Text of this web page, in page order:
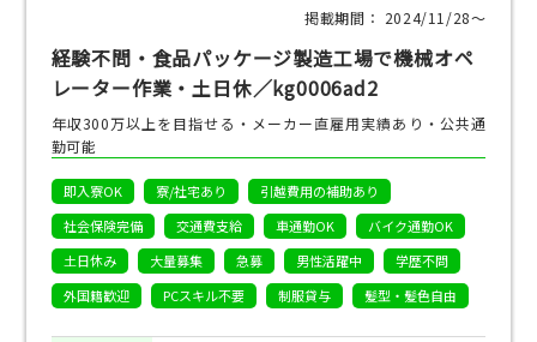
掲載期間： 2024/11/28〜
経験不問・食品パッケージ製造工場で機械オペ
レーター作業・土日休／kg0006ad2
年収300万以上を目指せる・メーカー直雇用実績あり・公共通
勤可能
即入寮OK 寮/社宅あり
引越費用の補助あり
社会保険完備
交通費支給 車通勤OK
バイク通勤OK
土日休み
大量募集 急募 男性活躍中
学歴不問
外国籍歓迎
PCスキル不要 制服貸与 髪型・髪色自由